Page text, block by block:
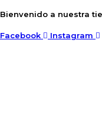
Ir
contenido
Bienvenido a nuestra
Facebook Instagram